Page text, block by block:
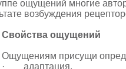
ощущений многие
возбуждения
Свойства ощущений
Ощущениям присущи
·
адаптация,